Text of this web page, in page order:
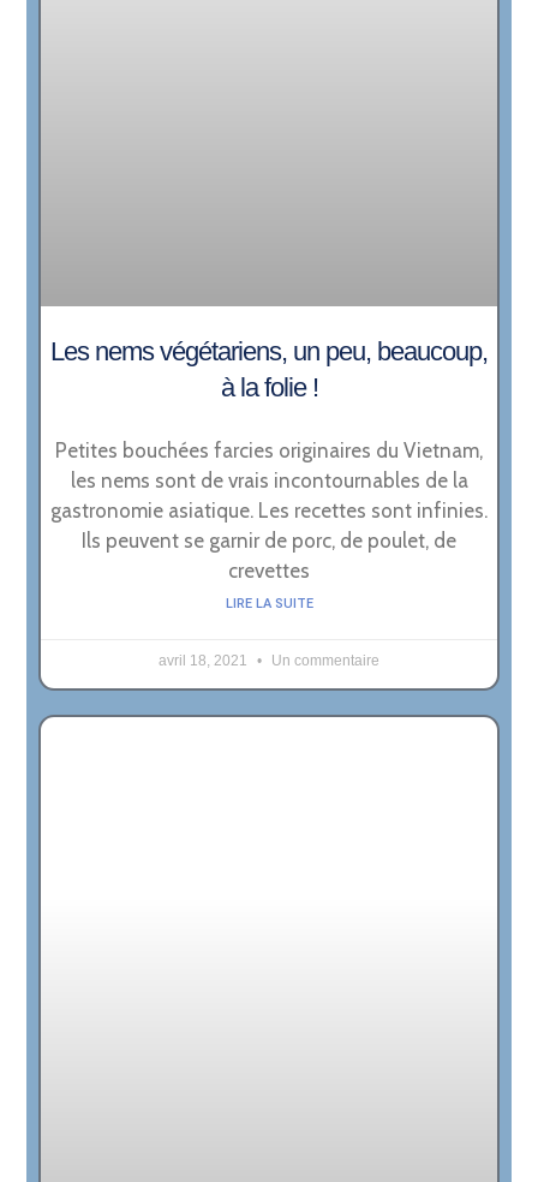
Les nems végétariens, un peu, beaucoup,
à la folie !
Petites bouchées farcies originaires du Vietnam,
les nems sont de vrais incontournables de la
gastronomie asiatique. Les recettes sont infinies.
Ils peuvent se garnir de porc, de poulet, de
crevettes
LIRE LA SUITE
avril 18, 2021 Un commentaire